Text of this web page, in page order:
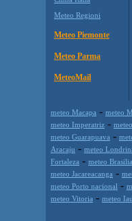
Meteo Regioni
Meteo Piemonte
Meteo Parma
MeteoMail
meteo Macapa - meteo
meteo Imperatriz -
meteo Guarapuava -
Aracaju - meteo
Fortaleza - meteo Brasilia
meteo Jacareacanga -
meteo Porto nacional -
meteo Vitoria - meteo